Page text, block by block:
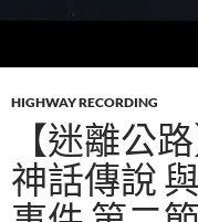
HIGHWAY RECORDING
【迷離公
神話傳說